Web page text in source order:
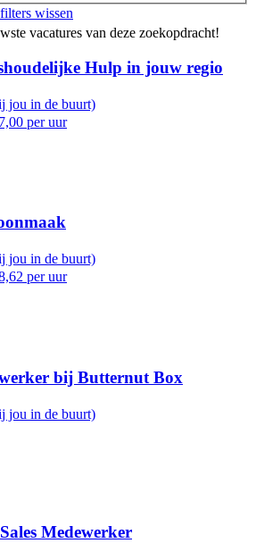
wissen
vacatures van deze zoekopdracht!
Hulp in jouw regio
jou in de buurt)
per uur
jou in de buurt)
per uur
bij Butternut Box
jou in de buurt)
Medewerker